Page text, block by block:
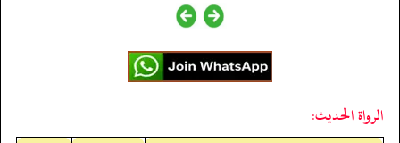
الرواة الحديث: